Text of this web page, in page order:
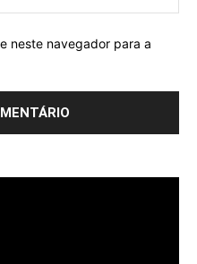
neste navegador para a